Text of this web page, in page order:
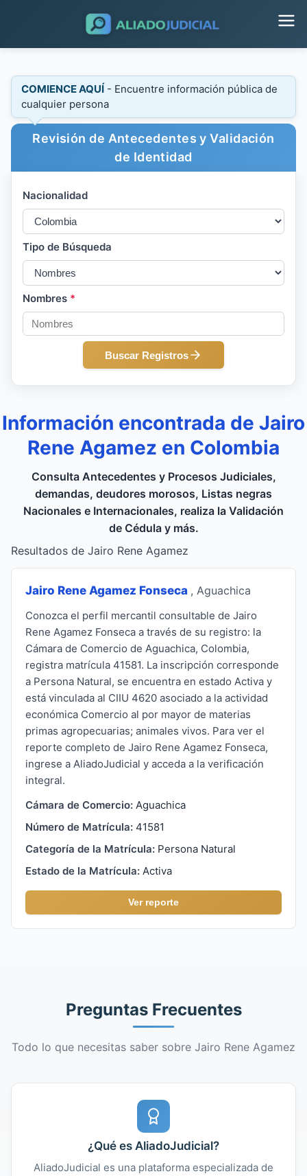
COMIENCE AQUÍ - Encuentre información pública de
cualquier persona
Revisión de Antecedentes y Validación
de Identidad
Nacionalidad
Tipo de Búsqueda
Nombres *
Buscar Registros
Información encontrada de Jairo
Rene Agamez en Colombia
Consulta Antecedentes y Procesos Judiciales,
demandas, deudores morosos, Listas negras
Nacionales e Internacionales, realiza la Validación
de Cédula y más.
Resultados de Jairo Rene Agamez
Jairo Rene Agamez Fonseca , Aguachica
Conozca el perfil mercantil consultable de Jairo
Rene Agamez Fonseca a través de su registro: la
Cámara de Comercio de Aguachica, Colombia,
registra matrícula 41581. La inscripción corresponde
a Persona Natural, se encuentra en estado Activa y
está vinculada al CIIU 4620 asociado a la actividad
económica Comercio al por mayor de materias
primas agropecuarias; animales vivos. Para ver el
reporte completo de Jairo Rene Agamez Fonseca,
ingrese a AliadoJudicial y acceda a la verificación
integral.
Cámara de Comercio: Aguachica
Número de Matrícula: 41581
Categoría de la Matrícula: Persona Natural
Estado de la Matrícula: Activa
Ver reporte
Preguntas Frecuentes
Todo lo que necesitas saber sobre Jairo Rene Agamez
¿Qué es AliadoJudicial?
AliadoJudicial es una plataforma especializada de